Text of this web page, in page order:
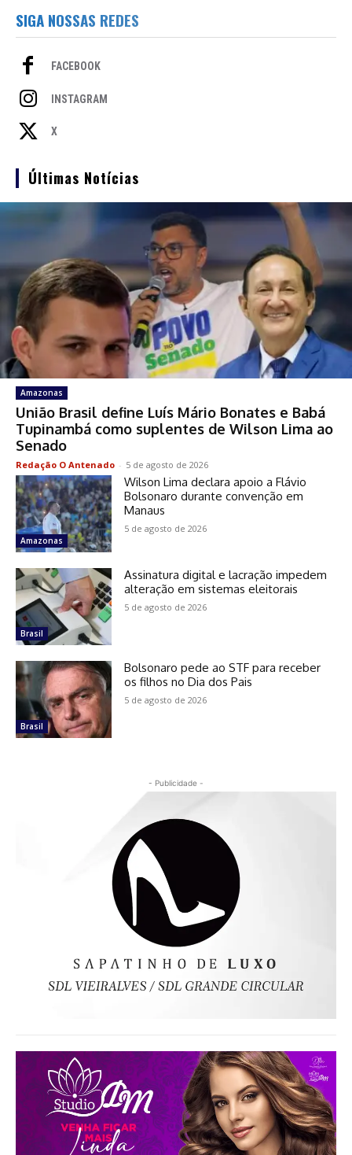
SIGA NOSSAS REDES
FACEBOOK
INSTAGRAM
X
Últimas Notícias
Amazonas
União Brasil define Luís Mário Bonates e Babá
Tupinambá como suplentes de Wilson Lima ao
Senado
Redação O Antenado - 5 de agosto de 2026
Amazonas
Wilson Lima declara apoio a Flávio
Bolsonaro durante convenção em
Manaus
5 de agosto de 2026
Brasil
Assinatura digital e lacração impedem
alteração em sistemas eleitorais
5 de agosto de 2026
Brasil
Bolsonaro pede ao STF para receber
os filhos no Dia dos Pais
5 de agosto de 2026
- Publicidade -